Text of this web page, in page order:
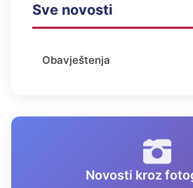
Sve novosti
Obavještenja
Novosti kroz